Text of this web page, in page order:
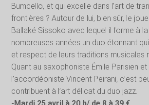
Bumcello, et qui excelle dans l’art de
frontières ? Autour de lui, bien sûr, le
Ballaké Sissoko avec lequel il forme à
nombreuses années un duo étonnant
et respect de leurs traditions musicales
Quant au saxophoniste Émile Parisien et
l’accordéoniste Vincent Peirani, c’est
contribuent à l’art délicat du duo jazz.